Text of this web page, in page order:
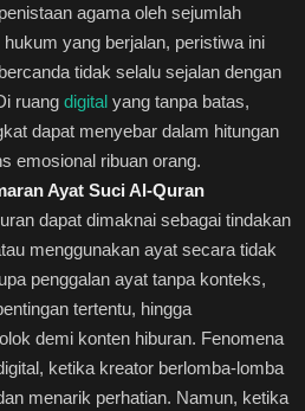
agama oleh sejumlah
yang berjalan, peristiwa ini
tidak selalu sejalan dengan
ruang digital yang tanpa batas,
dapat menyebar dalam hitungan
emosional ribuan orang.
Ayat Suci Al-Quran
dapat dimaknai sebagai tindakan
menggunakan ayat secara tidak
penggalan ayat tanpa konteks,
tertentu, hingga
demi konten hiburan. Fenomena
ketika kreator berlomba-lomba
menarik perhatian. Namun, ketika